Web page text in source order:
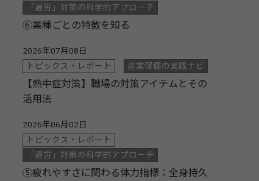
「過労」対策の科学的アプローチ
⑥業種ごとの特徴を知る
2026年07月08日
トピックス・レポート
産業保健の実践ナビ
【熱中症対策】職場の対策アイテムとその
活用法
2026年06月02日
トピックス・レポート
「過労」対策の科学的アプローチ
⑤疲れやすさに関わる体力指標：全身持久